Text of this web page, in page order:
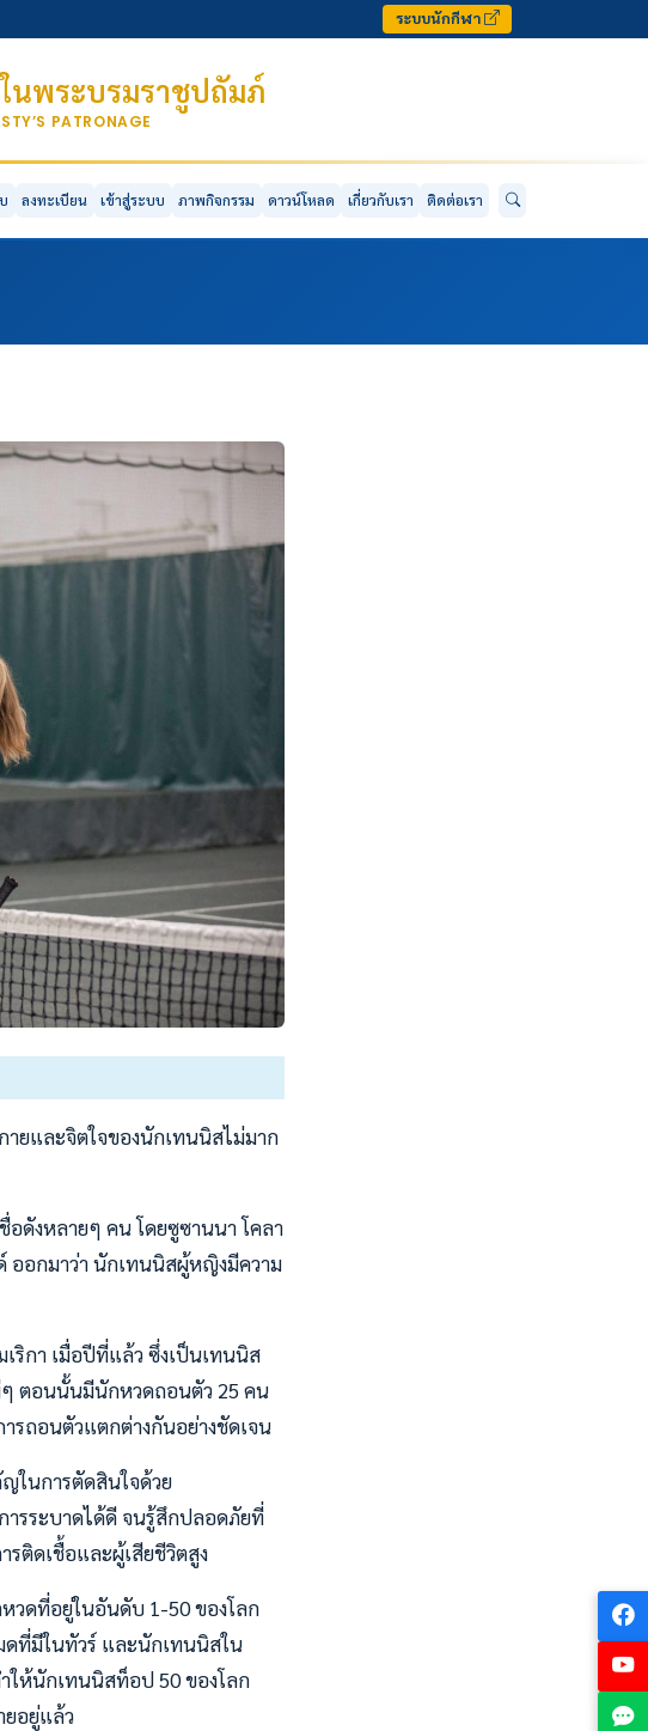
ระบบนักกีฬา
นพระบรมราชูปถัมภ์
PATRONAGE
ลงทะเบียน เข้าสู่ระบบ ภาพกิจกรรม ดาวน์โหลด เกี่ยวกับเรา ติดต่อเรา
ยและจิตใจของนักเทนนิสไม่มาก
ดังหลายๆ คน โดยซูซานนา โคลา
ออกมาว่า นักเทนนิสผู้หญิงมีความ
ริกา เมื่อปีที่แล้ว ซึ่งเป็นเทนนิส
ๆ ตอนนั้นมีนักหวดถอนตัว 25 คน
รถอนตัวแตกต่างกันอย่างชัดเจน
ในการตัดสินใจด้วย
รระบาดได้ดี จนรู้สึกปลอดภัยที่
ติดเชื้อและผู้เสียชีวิตสูง
วดที่อยู่ในอันดับ 1-50 ของโลก
ดที่มีในทัวร์ และนักเทนนิสใน
ให้นักเทนนิสท็อป 50 ของโลก
ยอยู่แล้ว